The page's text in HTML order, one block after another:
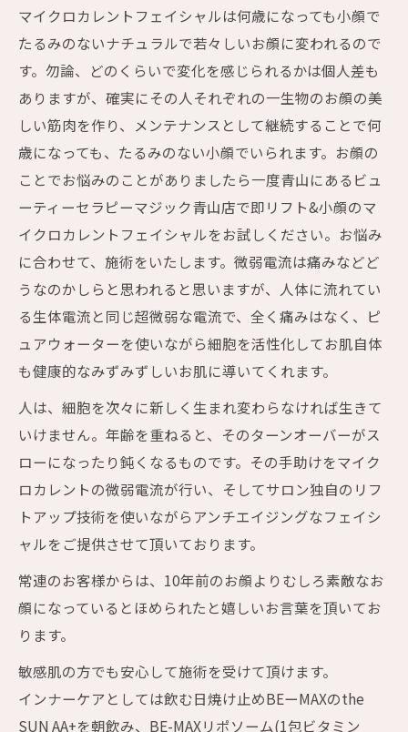
マイクロカレントフェイシャルは何歳になっても小顔で
たるみのないナチュラルで若々しいお顔に変われるので
す。勿論、どのくらいで変化を感じられるかは個人差も
ありますが、確実にその人それぞれの一生物のお顔の美
しい筋肉を作り、メンテナンスとして継続することで何
歳になっても、たるみのない小顔でいられます。お顔の
ことでお悩みのことがありましたら一度青山にあるビュ
ーティーセラピーマジック青山店で即リフト&小顔のマ
イクロカレントフェイシャルをお試しください。お悩み
に合わせて、施術をいたします。微弱電流は痛みなどど
うなのかしらと思われると思いますが、人体に流れてい
る生体電流と同じ超微弱な電流で、全く痛みはなく、ピ
ュアウォーターを使いながら細胞を活性化してお肌自体
も健康的なみずみずしいお肌に導いてくれます。
人は、細胞を次々に新しく生まれ変わらなければ生きて
いけません。年齢を重ねると、そのターンオーバーがス
ローになったり鈍くなるものです。その手助けをマイク
ロカレントの微弱電流が行い、そしてサロン独自のリフ
トアップ技術を使いながらアンチエイジングなフェイシ
ャルをご提供させて頂いております。
常連のお客様からは、10年前のお顔よりむしろ素敵なお
顔になっているとほめられたと嬉しいお言葉を頂いてお
ります。
敏感肌の方でも安心して施術を受けて頂けます。
インナーケアとしては飲む日焼け止めBEーMAXのthe
SUN AA+を朝飲み、BE-MAXリポソーム(1包ビタミン